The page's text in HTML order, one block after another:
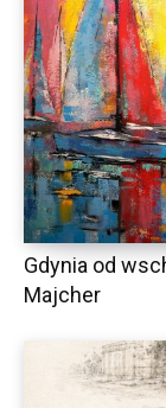
Gdynia od
Majcher